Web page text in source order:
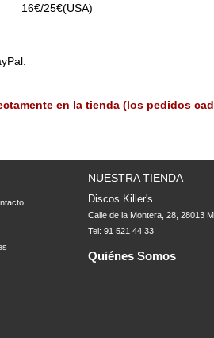
16€/25€(USA)
en la tienda (los pedidos
NUESTRA TIENDA
Discos Killer's
Calle de la Montera, 28, 28013
Tel: 91 521 44 33
Quiénes Somos